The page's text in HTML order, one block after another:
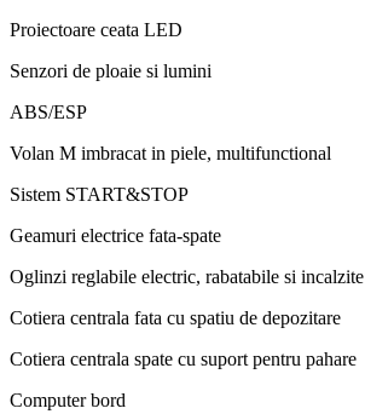
Proiectoare ceata LED
Senzori de ploaie si lumini
ABS/ESP
Volan M imbracat in piele, multifunctional
Sistem START&STOP
Geamuri electrice fata-spate
Oglinzi reglabile electric, rabatabile si incalzite
Cotiera centrala fata cu spatiu de depozitare
Cotiera centrala spate cu suport pentru pahare
Computer bord